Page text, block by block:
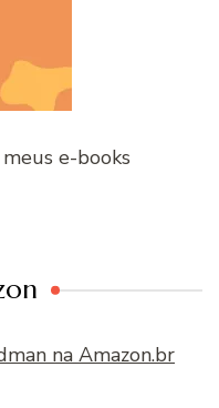
e-books
na Amazon.br